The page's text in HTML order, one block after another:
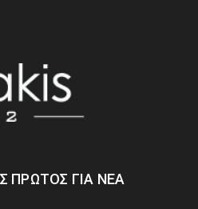
ΠΡΏΤΟΣ ΓΙΑ ΝΈΑ